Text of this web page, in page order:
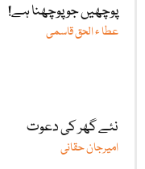
پوچھیں جو پوچھنا ہے!
عطا ء الحق قاسمی
نئے گھر کی دعوت
امیرجان حقانی